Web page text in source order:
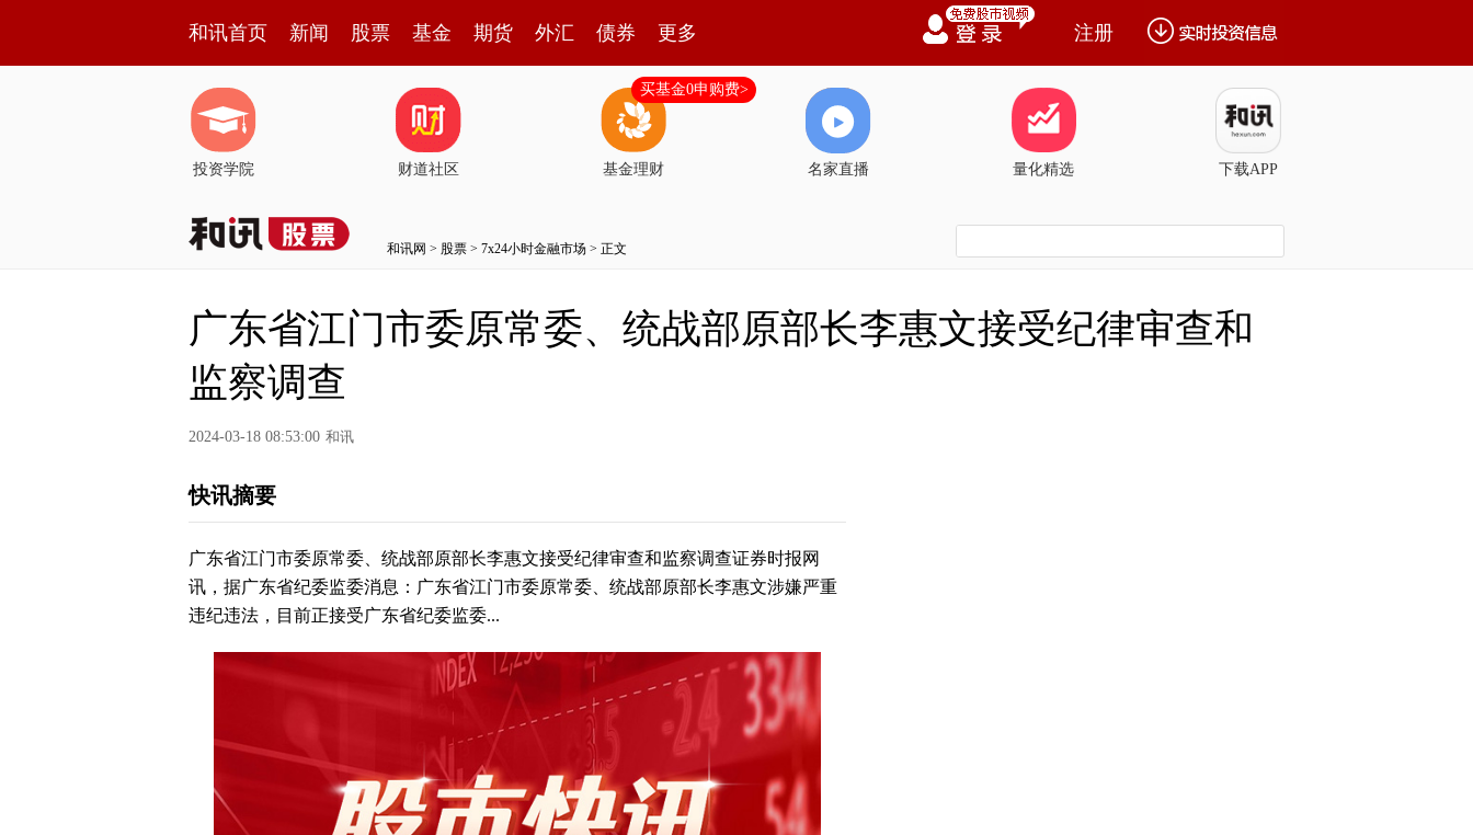
和讯首页 新闻 股票 基金 期货 外汇 债券 更多 注册
投资学院 财道社区 基金理财
买基金0申购费>
名家直播 量化精选 下载APP
和讯网 > 股票 > 7x24小时金融市场 > 正文
广东省江门市委原常委、统战部原部长李惠文接受纪律审查和
监察调查
2024-03-18 08:53:00 和讯
快讯摘要
广东省江门市委原常委、统战部原部长李惠文接受纪律审查和监察调查证券时报网
讯，据广东省纪委监委消息：广东省江门市委原常委、统战部原部长李惠文涉嫌严重
违纪违法，目前正接受广东省纪委监委...